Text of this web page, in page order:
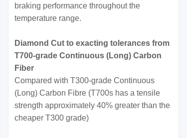
braking performance throughout the
temperature range.
Diamond Cut to exacting tolerances from
T700-grade Continuous (Long) Carbon
Fiber
Compared with T300-grade Continuous
(Long) Carbon Fibre (T700s has a tensile
strength approximately 40% greater than the
cheaper T300 grade)